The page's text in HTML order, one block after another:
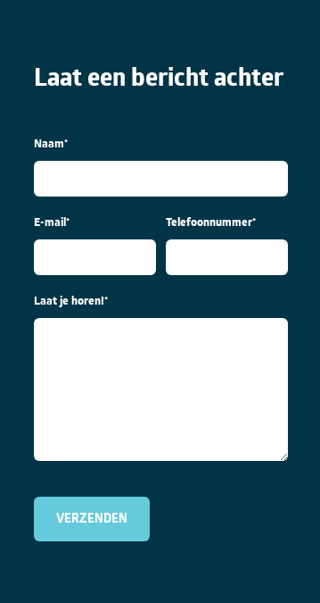
Laat een bericht achter
Naam*
E-mail* Telefoonnummer*
Laat je horen!*